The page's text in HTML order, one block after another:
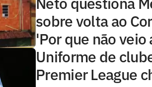
sobre volta ao
'Por que não veio
Uniforme de
Premier League